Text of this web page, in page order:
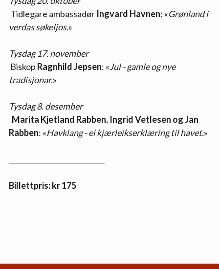
Tidlegare ambassadør Ingvard Havnen: «Grønland i
verdas søkeljos.»
Tysdag 17. november
Biskop Ragnhild Jepsen: «Jul - gamle og nye
tradisjonar.»
Tysdag 8. desember
Marita Kjetland Rabben, Ingrid Vetlesen og Jan
Rabben: «Havklang - ei kjærleikserklæring til havet.»
Billettpris: kr 175